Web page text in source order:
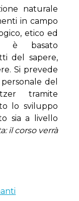
naturale
in campo
etico ed
è basato
del sapere,
Si prevede
del
tramite
lo sviluppo
sia a livello
il corso verrà